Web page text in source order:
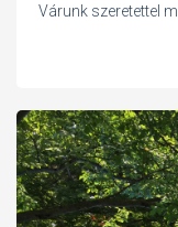
Várunk szeretettel